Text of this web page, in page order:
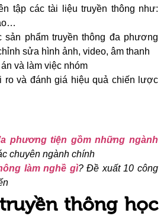
tập các tài liệu truyền thông như:
sản phẩm truyền thông đa phương
sửa hình ảnh, video, âm thanh
và làm việc nhóm
ro và đánh giá hiệu quả chiến lược
phương tiện gồm những ngành
chuyên ngành chính
làm nghề gì? Đề xuất 10 công
thông học